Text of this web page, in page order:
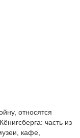
относятся
часть из
кафе,